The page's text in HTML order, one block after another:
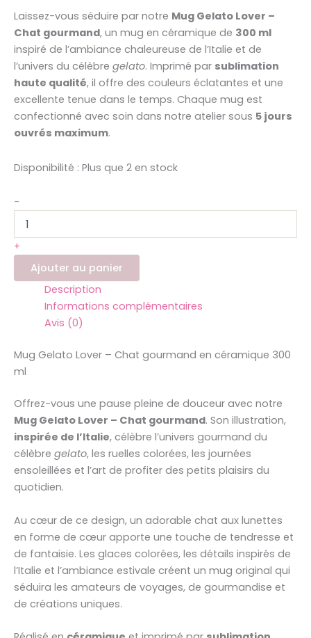
Laissez-vous séduire par notre Mug Gelato Lover –
Chat gourmand, un mug en céramique de 300 ml
inspiré de l’ambiance chaleureuse de l’Italie et de
l’univers du célèbre gelato. Imprimé par sublimation
haute qualité, il offre des couleurs éclatantes et une
excellente tenue dans le temps. Chaque mug est
confectionné avec soin dans notre atelier sous 5 jours
ouvrés maximum.
Disponibilité : Plus que 2 en stock
-
+
Ajouter au panier
Description
Informations complémentaires
Avis (0)
Mug Gelato Lover – Chat gourmand en céramique 300
ml
Offrez-vous une pause pleine de douceur avec notre
Mug Gelato Lover – Chat gourmand. Son illustration,
inspirée de l’Italie, célèbre l’univers gourmand du
célèbre gelato, les ruelles colorées, les journées
ensoleillées et l’art de profiter des petits plaisirs du
quotidien.
Au cœur de ce design, un adorable chat aux lunettes
en forme de cœur apporte une touche de tendresse et
de fantaisie. Les glaces colorées, les détails inspirés de
l’Italie et l’ambiance estivale créent un mug original qui
séduira les amateurs de voyages, de gourmandise et
de créations uniques.